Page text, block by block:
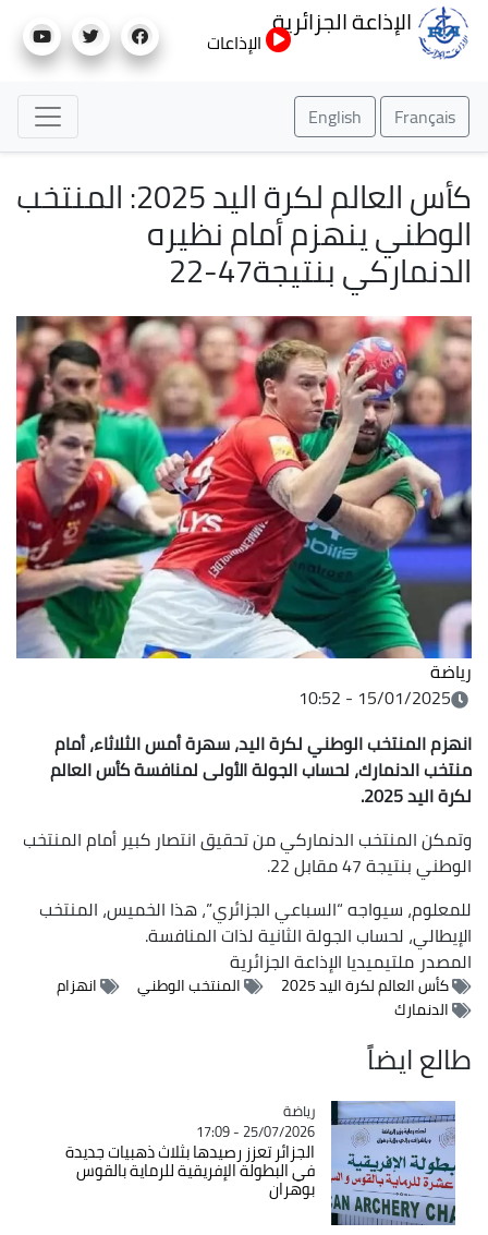
إلى
الإذاعة الجزائرية
الإذاعات
Français
English
كأس العالم لكرة اليد 2025: المنتخب
الوطني ينهزم أمام نظيره
الدنماركي بنتيجة47-22
رياضة
15/01/2025 - 10:52
انهزم المنتخب الوطني لكرة اليد، سهرة أمس الثلاثاء، أمام
منتخب الدنمارك، لحساب الجولة الأولى لمنافسة كأس العالم
لكرة اليد 2025.
وتمكن المنتخب الدنماركي من تحقيق انتصار كبير أمام المنتخب
الوطني بنتيجة 47 مقابل 22.
للمعلوم، سيواجه “السباعي الجزائري”، هذا الخميس، المنتخب
الإيطالي، لحساب الجولة الثانية لذات المنافسة.
المصدرملتيميديا الإذاعة الجزائرية
كأس العالم لكرة اليد 2025 المنتخب الوطني
انهزام
الدنمارك
طالع ايضاً
Catégorie
رياضة
25/07/2026 - 17:09
الجزائر تعزز رصيدها بثلاث ذهبيات جديدة
في البطولة الإفريقية للرماية بالقوس
بوهران